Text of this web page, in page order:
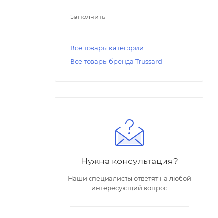
Заполнить
Все товары категории
Все товары бренда Trussardi
Нужна консультация?
Наши специалисты ответят на любой
интересующий вопрос